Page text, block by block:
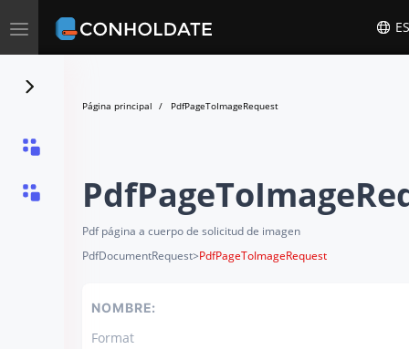
Toggle
navigation
Página principal PdfPageToImageRequest
Pdf página a cuerpo de solicitud de imagen
PdfDocumentRequest>PdfPageToImageRequest
NOMBRE:
Format